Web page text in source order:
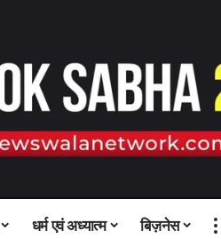
धर्म एवं अध्यात्म बिज़नेस